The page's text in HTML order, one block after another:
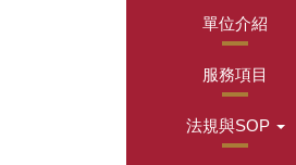
單位介紹
服務項目
法規與SOP